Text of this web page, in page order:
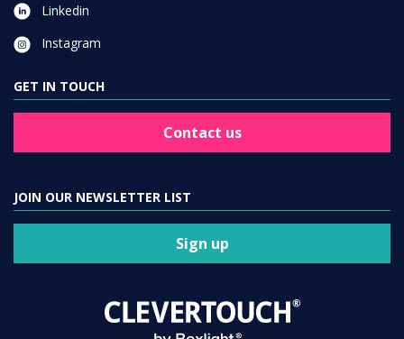
Linkedin
Instagram
GET IN TOUCH
Contact us
JOIN OUR NEWSLETTER LIST
Sign up